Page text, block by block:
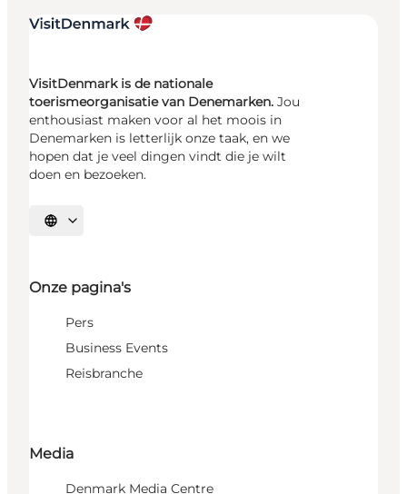
VisitDenmark is de nationale
toerismeorganisatie van Denemarken. Jou
enthousiast maken voor al het moois in
Denemarken is letterlijk onze taak, en we
hopen dat je veel dingen vindt die je wilt
doen en bezoeken.
Selecteer taal
Onze pagina's
Pers
Business Events
Reisbranche
Media
Denmark Media Centre